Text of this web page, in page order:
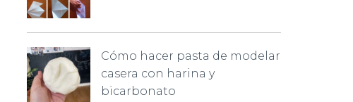
Cómo hacer pasta de modelar
casera con harina y
bicarbonato